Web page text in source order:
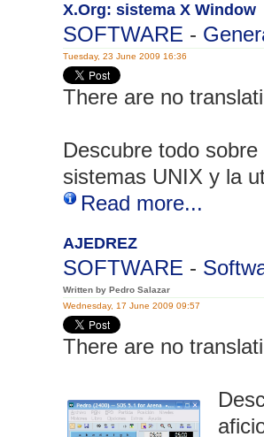
X.Org: sistema X Window
SOFTWARE -
Tuesday, 23 June 2009 16:36
There are no
Descubre todo
sistemas UNIX y la
Read more...
AJEDREZ
SOFTWARE -
Written by Pedro Salazar
Wednesday, 17 June 2009 09:57
There are no